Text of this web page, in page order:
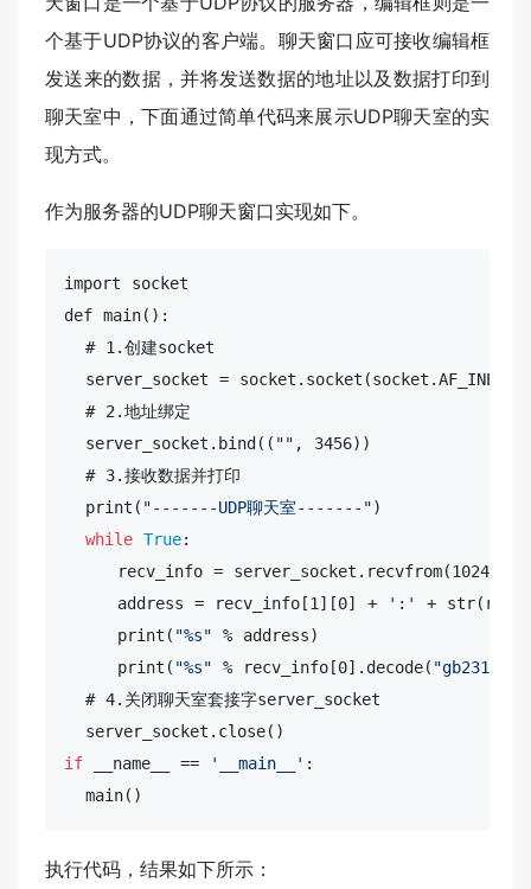
个基于UDP协议的客户端。聊天窗口应可接收编辑框
发送来的数据，并将发送数据的地址以及数据打印到
聊天室中，下面通过简单代码来展示UDP聊天室的实
现方式。
作为服务器的UDP聊天窗口实现如下。
import socket
def main():
  # 1.创建socket
server_socket = socket.socket(socket.AF_INET,
  # 2.地址绑定
  server_socket.bind((
"" , 3456))
  # 3.接收数据并打印
print ( "-------UDP聊天室-------")
while True:
     recv_info = server_socket.recvfrom(1024)
address = recv_info[1][0] + ':'
+
print ( "%s" % address)
print ( "%s" % recv_info[0].decode( "gb2312"
  # 4.关闭聊天室套接字server_socket
if __name__ == '__main__' :
  main()
执行代码，结果如下所示：